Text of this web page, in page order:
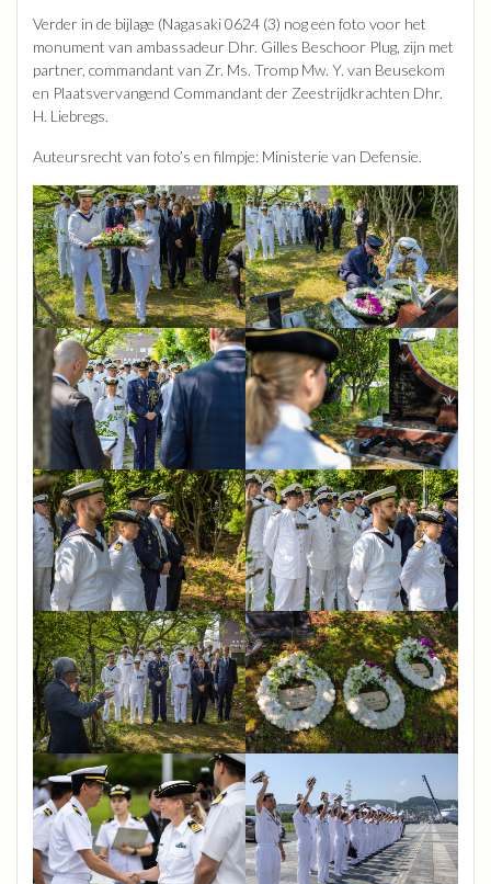
Verder in de bijlage (Nagasaki 0624 (3) nog een foto voor het
monument van ambassadeur Dhr. Gilles Beschoor Plug, zijn met
partner, commandant van Zr. Ms. Tromp Mw. Y. van Beusekom
en Plaatsvervangend Commandant der Zeestrijdkrachten Dhr.
H. Liebregs.
Auteursrecht van foto’s en filmpje: Ministerie van Defensie.